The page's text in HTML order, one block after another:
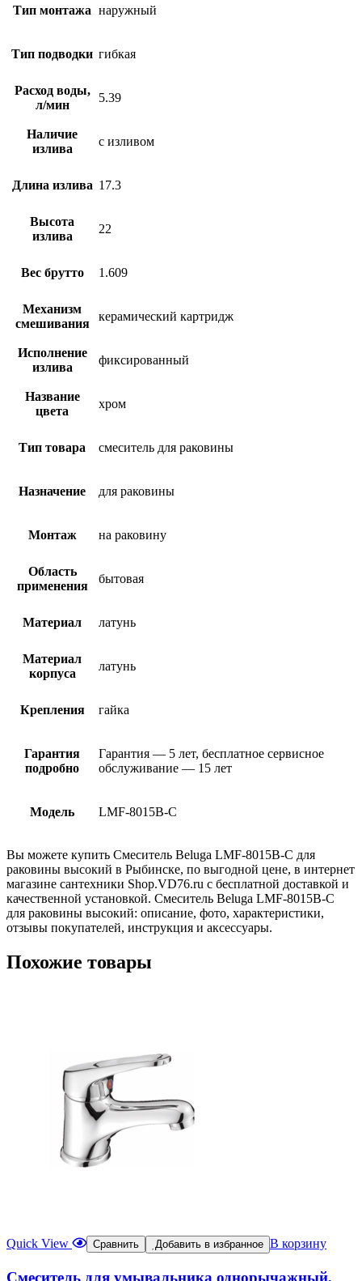
Тип монтажа наружный
Тип подводки гибкая
Расход воды,
л/мин
5.39
Наличие
излива
с изливом
Длина излива 17.3
Высота
излива
22
Вес брутто 1.609
Механизм
смешивания
керамический картридж
Исполнение
излива
фиксированный
Название
цвета
хром
Тип товара смеситель для раковины
Назначение для раковины
Монтаж на раковину
Область
применения
бытовая
Материал латунь
Материал
корпуса
латунь
Крепления гайка
Гарантия
подробно
Гарантия — 5 лет, бесплатное сервисное
обслуживание — 15 лет
Модель LMF-8015B-C
Вы можете купить Смеситель Beluga LMF-8015B-C для
раковины высокий в Рыбинске, по выгодной цене, в интернет
магазине сантехники Shop.VD76.ru с бесплатной доставкой и
качественной установкой. Смеситель Beluga LMF-8015B-C
для раковины высокий: описание, фото, характеристики,
отзывы покупателей, инструкция и аксессуары.
Похожие товары
Quick View Сравнить Добавить в избранное В корзину
Смеситель для умывальника однорычажный,